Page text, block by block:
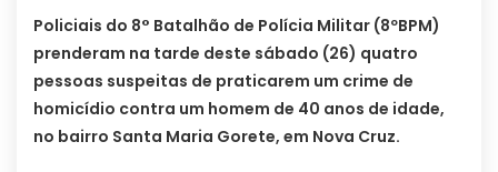
Policiais do 8° Batalhão de Polícia Militar (8ºBPM)
prenderam na tarde deste sábado (26) quatro
pessoas suspeitas de praticarem um crime de
homicídio contra um homem de 40 anos de idade,
no bairro Santa Maria Gorete, em Nova Cruz.